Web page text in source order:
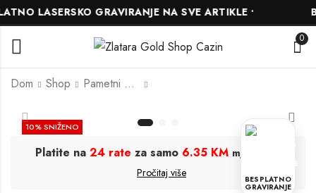
LASERSKO GRAVIRANJE NA SVE ARTIKLE •
0
Dom Shop Pametni Satovi
Brosway privjesak
8.00KM
Slazenger
SL.09.2223.5.04
135.00
10% SNIŽENO
BESPLATNO
GRAVIRANJE
Platite na 24 rate za samo 6.35 KM mjesečno
Pročitaj više